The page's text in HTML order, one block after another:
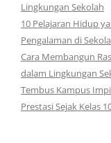
Lingkungan Sekolah
10 Pelajaran Hidup
Pengalaman di
Cara Membangun
dalam Lingkungan
Tembus Kampus
Prestasi Sejak Kelas